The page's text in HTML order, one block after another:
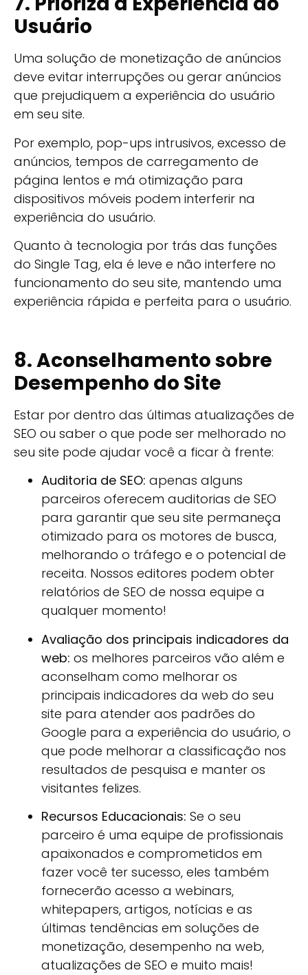
Usuário
Uma solução de monetização de anúncios
deve evitar interrupções ou gerar anúncios
que prejudiquem a experiência do usuário
em seu site.
Por exemplo, pop-ups intrusivos, excesso de
anúncios, tempos de carregamento de
página lentos e má otimização para
dispositivos móveis podem interferir na
experiência do usuário.
Quanto à tecnologia por trás das funções
do Single Tag, ela é leve e não interfere no
funcionamento do seu site, mantendo uma
experiência rápida e perfeita para o usuário.
8. Aconselhamento sobre
Desempenho do Site
Estar por dentro das últimas atualizações de
SEO ou saber o que pode ser melhorado no
seu site pode ajudar você a ficar à frente:
Auditoria de SEO: apenas alguns
parceiros oferecem auditorias de SEO
para garantir que seu site permaneça
otimizado para os motores de busca,
melhorando o tráfego e o potencial de
receita. Nossos editores podem obter
relatórios de SEO de nossa equipe a
qualquer momento!
Avaliação dos principais indicadores da
web: os melhores parceiros vão além e
aconselham como melhorar os
principais indicadores da web do seu
site para atender aos padrões do
Google para a experiência do usuário, o
que pode melhorar a classificação nos
resultados de pesquisa e manter os
visitantes felizes.
Recursos Educacionais: Se o seu
parceiro é uma equipe de profissionais
apaixonados e comprometidos em
fazer você ter sucesso, eles também
fornecerão acesso a webinars,
whitepapers, artigos, notícias e as
últimas tendências em soluções de
monetização, desempenho na web,
atualizações de SEO e muito mais!